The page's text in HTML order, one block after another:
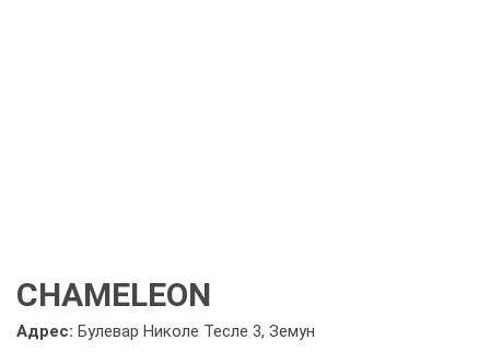
CHAMELEON
Адрес: Булевар Николе Тесле 3, Земун